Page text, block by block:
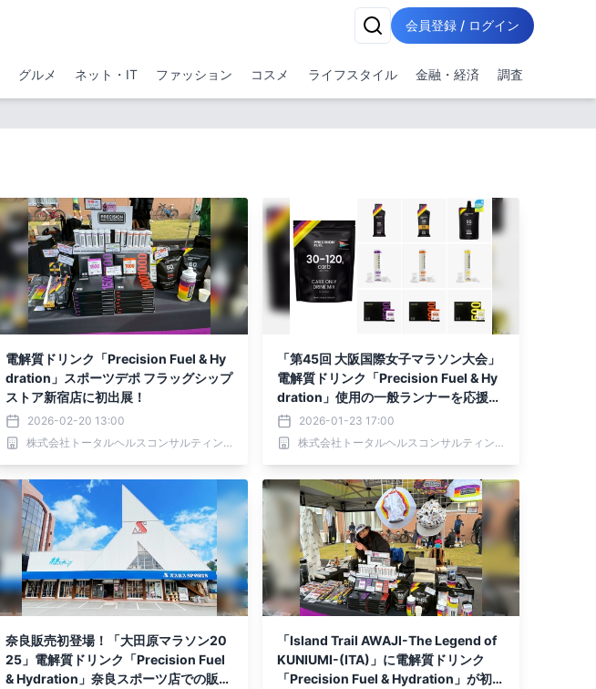
会員登録 / ログイン
グルメ ネット・IT ファッション コスメ ライフスタイル 金融・経済 調査
電解質ドリンク「Precision Fuel & Hy
dration」スポーツデポ フラッグシップ
ストア新宿店に初出展！
2026-02-20 13:00
株式会社トータルヘルスコンサルティング
「第45回 大阪国際女子マラソン大会」
電解質ドリンク「Precision Fuel & Hy
dration」使用の一般ランナーを応援し
ています！
2026-01-23 17:00
株式会社トータルヘルスコンサルティング
奈良販売初登場！「大田原マラソン20
25」電解質ドリンク「Precision Fuel
& Hydration」奈良スポーツ店での販売
「Island Trail AWAJI-The Legend of
KUNIUMI-(ITA)」に電解質ドリンク
「Precision Fuel & Hydration」が初出